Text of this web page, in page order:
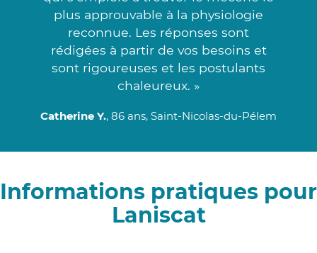
plus approuvable à la physiologie
reconnue. Les réponses sont
rédigées à partir de vos besoins et
sont rigoureuses et les postulants
chaleureux. »
Catherine Y., 86 ans, Saint-Nicolas-du-Pélem
Informations pratiques pour
Laniscat